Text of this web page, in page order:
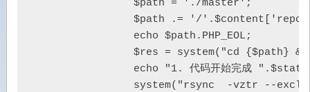
                $path = './master';
$path .= '/
                echo $path.PHP_EOL;
$res = system("cd {$path}
echo "1. 代码开始完成
system("rsync  -vztr --